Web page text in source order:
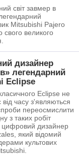
світ завмер в
Mitsubishi Pajero
свого великого
дизайнер
легендарний
Eclipse
Eclipse не
від часу з'являються
переосмислити
з таких робіт
цифровий дизайнер
який відомий
культових